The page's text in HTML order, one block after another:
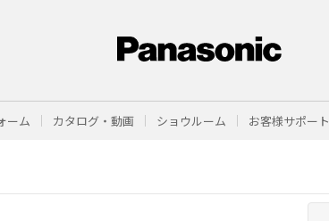
ーム カタログ・動画 ショウルーム お客様サポート